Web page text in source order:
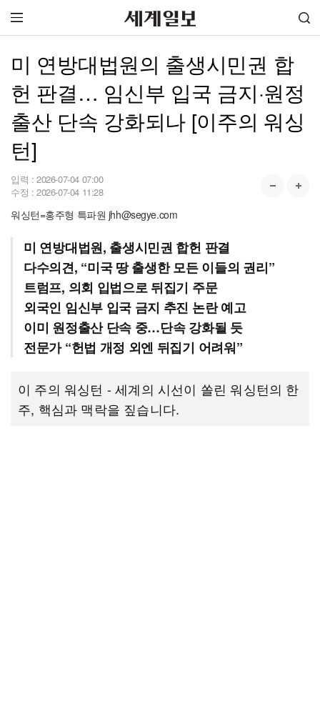
미 연방대법원의 출생시민권 합
헌 판결… 임신부 입국 금지·원정
출산 단속 강화되나 [이주의 워싱
턴]
입력 : 2026-07-04 07:00
수정 : 2026-07-04 11:28
워싱턴=홍주형 특파원 jhh@segye.com
미 연방대법원, 출생시민권 합헌 판결
다수의견, “미국 땅 출생한 모든 이들의 권리”
트럼프, 의회 입법으로 뒤집기 주문
외국인 임신부 입국 금지 추진 논란 예고
이미 원정출산 단속 중…단속 강화될 듯
전문가 “헌법 개정 외엔 뒤집기 어려워”
이 주의 워싱턴 - 세계의 시선이 쏠린 워싱턴의 한
주, 핵심과 맥락을 짚습니다.